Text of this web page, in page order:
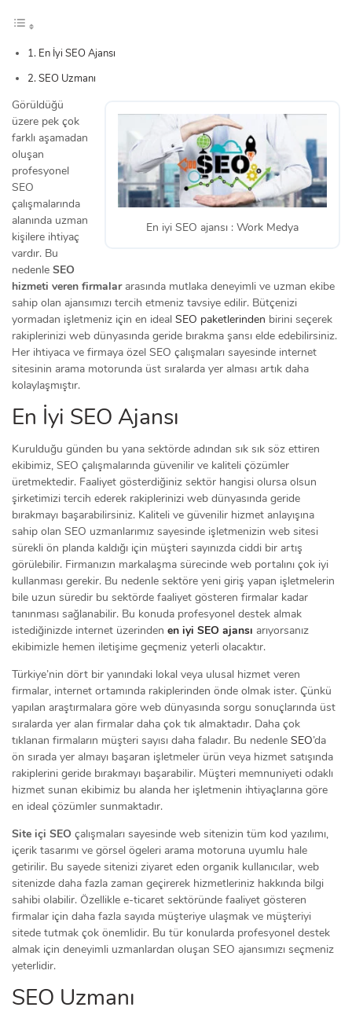
En İyi SEO Ajansı
SEO Uzmanı
En iyi SEO ajansı : Work Medya
Görüldüğü
üzere pek çok
farklı aşamadan
oluşan
profesyonel
SEO
çalışmalarında
alanında uzman
kişilere ihtiyaç
vardır. Bu
nedenle SEO
hizmeti veren firmalararasında mutlaka deneyimli ve uzman ekibe
sahip olan ajansımızı tercih etmeniz tavsiye edilir. Bütçenizi
yormadan işletmeniz için en ideal SEO paketlerinden birini seçerek
rakiplerinizi web dünyasında geride bırakma şansı elde edebilirsiniz.
Her ihtiyaca ve firmaya özel SEO çalışmaları sayesinde internet
sitesinin arama motorunda üst sıralarda yer alması artık daha
kolaylaşmıştır.
En İyi SEO Ajansı
Kurulduğu günden bu yana sektörde adından sık sık söz ettiren
ekibimiz, SEO çalışmalarında güvenilir ve kaliteli çözümler
üretmektedir. Faaliyet gösterdiğiniz sektör hangisi olursa olsun
şirketimizi tercih ederek rakiplerinizi web dünyasında geride
bırakmayı başarabilirsiniz. Kaliteli ve güvenilir hizmet anlayışına
sahip olan SEO uzmanlarımız sayesinde işletmenizin web sitesi
sürekli ön planda kaldığı için müşteri sayınızda ciddi bir artış
görülebilir. Firmanızın markalaşma sürecinde web portalını çok iyi
kullanması gerekir. Bu nedenle sektöre yeni giriş yapan işletmelerin
bile uzun süredir bu sektörde faaliyet gösteren firmalar kadar
tanınması sağlanabilir. Bu konuda profesyonel destek almak
istediğinizde internet üzerinden en iyi SEO ajansı arıyorsanız
ekibimizle hemen iletişime geçmeniz yeterli olacaktır.
Türkiye’nin dört bir yanındaki lokal veya ulusal hizmet veren
firmalar, internet ortamında rakiplerinden önde olmak ister. Çünkü
yapılan araştırmalara göre web dünyasında sorgu sonuçlarında üst
sıralarda yer alan firmalar daha çok tık almaktadır. Daha çok
tıklanan firmaların müşteri sayısı daha faladır. Bu nedenle SEO’da
ön sırada yer almayı başaran işletmeler ürün veya hizmet satışında
rakiplerini geride bırakmayı başarabilir. Müşteri memnuniyeti odaklı
hizmet sunan ekibimiz bu alanda her işletmenin ihtiyaçlarına göre
en ideal çözümler sunmaktadır.
Site içi SEO çalışmaları sayesinde web sitenizin tüm kod yazılımı,
içerik tasarımı ve görsel ögeleri arama motoruna uyumlu hale
getirilir. Bu sayede sitenizi ziyaret eden organik kullanıcılar, web
sitenizde daha fazla zaman geçirerek hizmetleriniz hakkında bilgi
sahibi olabilir. Özellikle e-ticaret sektöründe faaliyet gösteren
firmalar için daha fazla sayıda müşteriye ulaşmak ve müşteriyi
sitede tutmak çok önemlidir. Bu tür konularda profesyonel destek
almak için deneyimli uzmanlardan oluşan SEO ajansımızı seçmeniz
yeterlidir.
SEO Uzmanı